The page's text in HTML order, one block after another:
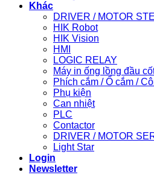
Khác
DRIVER / MOTOR
HIK Robot
HIK Vision
HMI
LOGIC RELAY
Máy in ống lồng đầu
Phích cắm / Ổ cắm /
Phụ kiện
Can nhiệt
PLC
Contactor
DRIVER / MOTOR
Light Star
Login
Newsletter